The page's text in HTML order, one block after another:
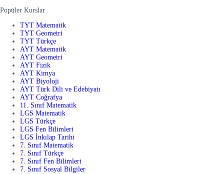
Popüler Kurslar
TYT Matematik
TYT Geometri
TYT Türkçe
AYT Matematik
AYT Geometri
AYT Fizik
AYT Kimya
AYT Biyoloji
AYT Türk Dili ve Edebiyatı
AYT Coğrafya
11. Sınıf Matematik
LGS Matematik
LGS Türkçe
LGS Fen Bilimleri
LGS İnkılap Tarihi
7. Sınıf Matematik
7. Sınıf Türkçe
7. Sınıf Fen Bilimleri
7. Sınıf Sosyal Bilgiler